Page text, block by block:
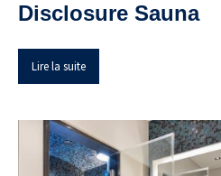
Disclosure Sauna
Lire la suite